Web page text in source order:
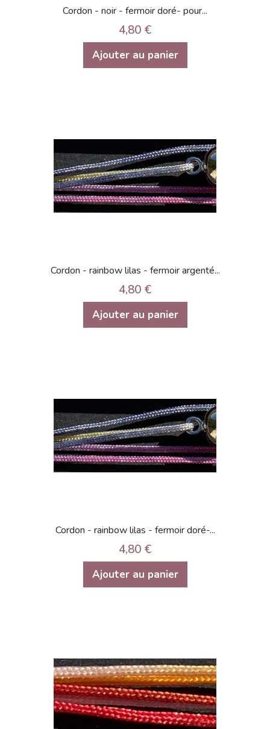
Cordon - noir - fermoir doré- pour...
4,80 €
Ajouter au panier
Cordon - rainbow lilas - fermoir argenté...
4,80 €
Ajouter au panier
Cordon - rainbow lilas - fermoir doré-...
4,80 €
Ajouter au panier